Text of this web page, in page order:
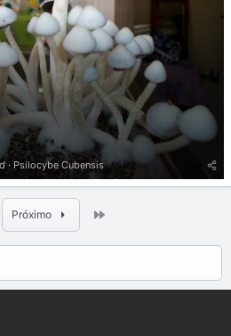
Psilocybe Cubensis
Próximo